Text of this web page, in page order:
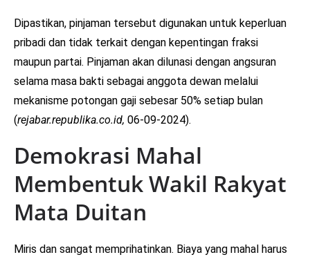
Dipastikan, pinjaman tersebut digunakan untuk keperluan
pribadi dan tidak terkait dengan kepentingan fraksi
maupun partai. Pinjaman akan dilunasi dengan angsuran
selama masa bakti sebagai anggota dewan melalui
mekanisme potongan gaji sebesar 50% setiap bulan
(rejabar.republika.co.id, 06-09-2024).
Demokrasi Mahal
Membentuk Wakil Rakyat
Mata Duitan
Miris dan sangat memprihatinkan. Biaya yang mahal harus